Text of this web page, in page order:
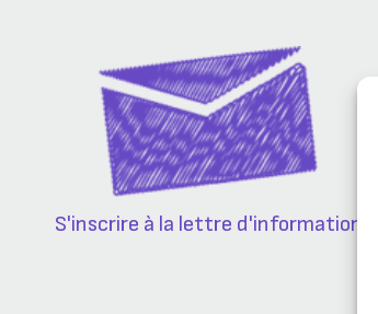
S'inscrire à la lettre d'information